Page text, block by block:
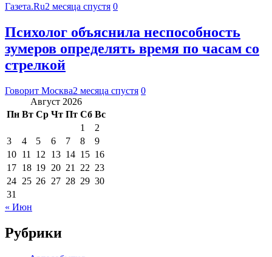
Газета.Ru2 месяца спустя 0
Психолог объяснила неспособность
зумеров определять время по часам со
стрелкой
Говорит Москва2 месяца спустя 0
Август 2026
Пн Вт Ср Чт Пт Сб Вс
1
2
3
4 5 6 7 8
9
10 11 12 13 14 15 16
17 18 19 20 21 22 23
24 25 26 27 28 29 30
31
« Июн
Рубрики